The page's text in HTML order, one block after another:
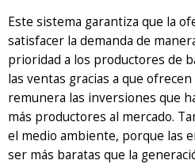
Este sistema garantiza que la
satisfacer la demanda de
prioridad a los productores de
las ventas gracias a que
remunera las inversiones que
más productores al mercado.
el medio ambiente, porque las
ser más baratas que la